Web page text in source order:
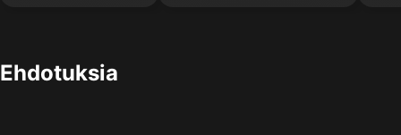
Ehdotuksia